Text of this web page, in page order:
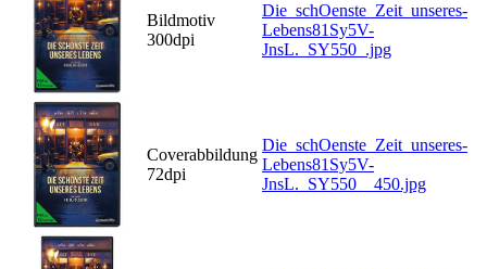
Bildmotiv
300dpi
Die_schOenste_Zeit_unseres-
Lebens81Sy5V-
JnsL._SY550_.jpg
Coverabbildung
72dpi
Die_schOenste_Zeit_unseres-
Lebens81Sy5V-
JnsL._SY550__450.jpg